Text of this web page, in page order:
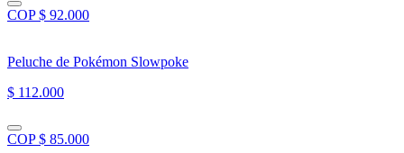
COP $ 92.000
Peluche de Pokémon Slowpoke
$ 112.000
COP $ 85.000